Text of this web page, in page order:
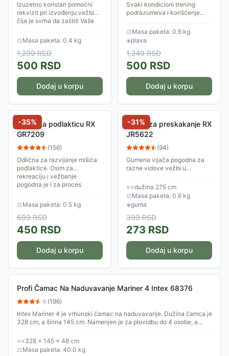
Izuzetno koristan pomoćni
rekvizit pri izvođenju vežbi
čija je svrha da zaštiti Vaše
obezbedi bolje držanje
rekvizita. Veličina...
⚖Masa paketa: 0.4 kg
1,299RSD
500 RSD
Dodaj u korpu
Svaki kondicioni trening
podrazumeva i korišćenje
izdržljivo uže za preskakanje
sa posebno prilagođenim
ručkama za lagan i...
⚖Masa paketa: 0.6 kg
◈plava
1,249RSD
500 RSD
Dodaj u korpu
-35%
Guma za podlakticu RX
GR7209
(156)
Odlična za razvijanje mišića
podlaktice. Osim za
rekreaciju i vežbanje
pogodna je i za proces
naravno, uz konsultaciju...
⚖Masa paketa: 0.5 kg
699RSD
450 RSD
Dodaj u korpu
-31%
Vijača za preskakanje RX
JR5622
(94)
Gumena vijača pogodna za
razne vidove vežbi u
napolju. Odlična je za
razvijanje mišića nogu i
održavanje opšte kondicije.
↔dužina 275 cm
⚖Masa paketa: 0.6 kg
◈guma
399RSD
273 RSD
Dodaj u korpu
Profi Čamac Na Naduvavanje Mariner 4 Intex 68376
(196)
Intex Mariner 4 je vrhunski čamac na naduvavanje. Dužina čamca je
328 cm, a širina 145 cm. Namenjen je za plovidbu do 4 osobe, a
↔328 × 145 × 48 cm
⚖Masa paketa: 40.0 kg